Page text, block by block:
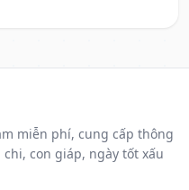
miễn phí, cung cấp thông
con giáp, ngày tốt xấu